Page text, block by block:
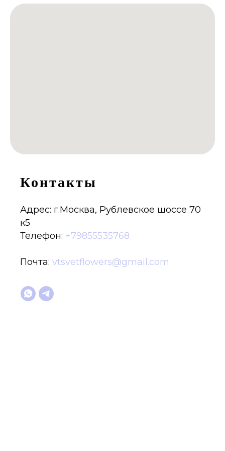
Контакты
Адрес: г.Москва, Рублевское шоссе 70
к5
Телефон: +79855535768
Почта: vtsvetflowers@gmail.com